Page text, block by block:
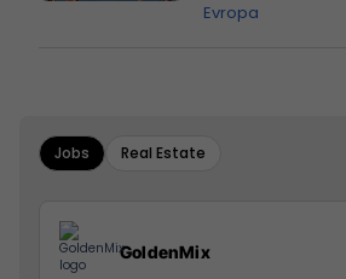
Evropa
Jobs Real Estate
GoldenMix